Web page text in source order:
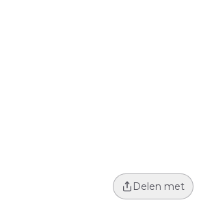
Delen met